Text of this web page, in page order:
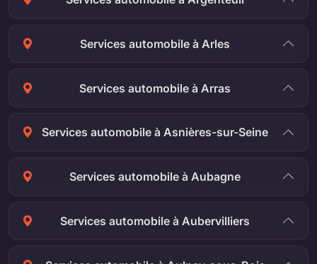
Services automobile à Arles
Services automobile à Arras
Services automobile à Asnières-sur-Seine
Services automobile à Aubagne
Services automobile à Aubervilliers